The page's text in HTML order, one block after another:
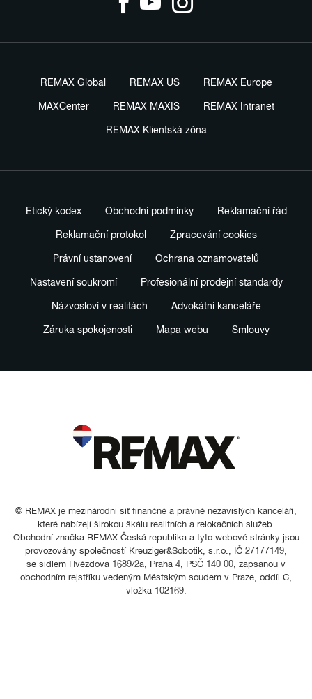
REMAX Global REMAX US REMAX Europe
MAXCenter REMAX MAXIS REMAX Intranet
REMAX Klientská zóna
Etický kodex Obchodní podmínky Reklamační řád
Reklamační protokol Zpracování cookies
Právní ustanovení Ochrana oznamovatelů
Nastavení soukromí Profesionální prodejní standardy
Názvosloví v realitách Advokátní kanceláře
Záruka spokojenosti Mapa webu Smlouvy
© REMAX je mezinárodní síť finančně a právně nezávislých kanceláří,
které nabízejí širokou škálu realitních a relokačních služeb.
Obchodní značka REMAX Česká republika a tyto webové stránky jsou
provozovány společností Kreuziger&Sobotik, s.r.o., IČ 27177149,
se sídlem Hvězdova 1689/2a, Praha 4, PSČ 140 00, zapsanou v
obchodním rejstříku vedeným Městským soudem v Praze, oddíl C,
vložka 102169.